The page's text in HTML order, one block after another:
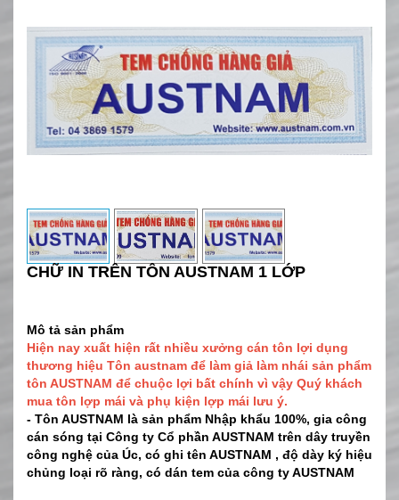
CHỮ IN TRÊN TÔN AUSTNAM 1 LỚP
Mô tả sản phẩm
Hiện nay xuất hiện rất nhiều xưởng cán tôn lợi dụng
thương hiệu Tôn austnam để làm giả làm nhái sản phẩm
tôn AUSTNAM để chuộc lợi bất chính vì vậy Quý khách
mua tôn lợp mái và phụ kiện lợp mái lưu ý.
- Tôn AUSTNAM là sản phẩm Nhập khẩu 100%, gia công
cán sóng tại Công ty Cổ phần AUSTNAM trên dây truyền
công nghệ của Úc, có ghi tên AUSTNAM , độ dày ký hiệu
chủng loại rõ ràng, có dán tem của công ty AUSTNAM